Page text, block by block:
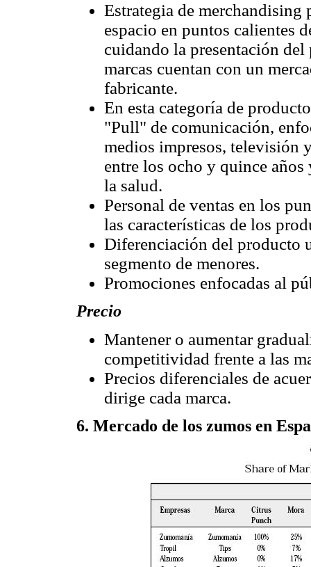
Estrategia de merchandising
espacio en puntos calientes
cuidando la presentación
marcas cuentan con un
fabricante.
En esta categoría de
"Pull" de comunicación,
medios impresos, televisión
entre los ocho y quince
la salud.
Personal de ventas en los
las características de los
Diferenciación del producto
segmento de menores.
Promociones enfocadas al
Precio
Mantener o aumentar
competitividad frente a las
Precios diferenciales de
dirige cada marca.
6. Mercado de los zumos en